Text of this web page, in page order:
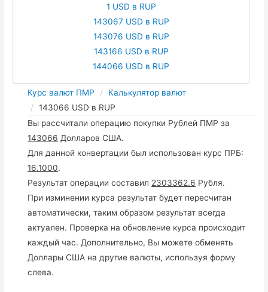
1 USD в RUP
143067 USD в RUP
143076 USD в RUP
143166 USD в RUP
144066 USD в RUP
Курс валют ПМР
Калькулятор валют
143066 USD в RUP
Вы рассчитали операцию покупки Рублей ПМР за
143066 Долларов США.
Для данной конвертации был использован курс ПРБ:
16.1000.
Результат операции составил 2303362.6 Рубля.
При изминении курса результат будет пересчитан
автоматически, таким образом результат всегда
актуален. Проверка на обновление курса происходит
каждый час. Дополнительно, Вы можете обменять
Доллары США на другие валюты, используя форму
слева.